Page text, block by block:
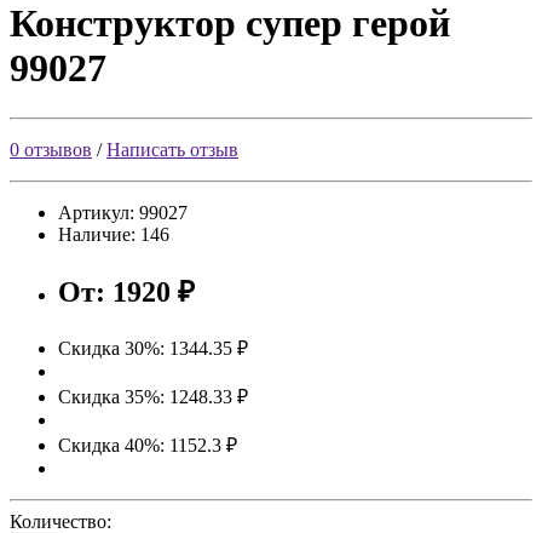
Конструктор супер герой
99027
0 отзывов /Написать отзыв
Артикул: 99027
Наличие: 146
От: 1920 ₽
Скидка 30%: 1344.35 ₽
Скидка 35%: 1248.33 ₽
Скидка 40%: 1152.3 ₽
Количество: